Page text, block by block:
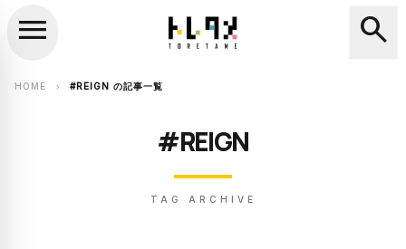
search
menu search
HOME chevron_right #REIGN の記事一覧
#REIGN
TAG ARCHIVE